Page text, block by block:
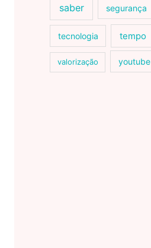
saber segurança
tecnologia tempo
valorização youtube